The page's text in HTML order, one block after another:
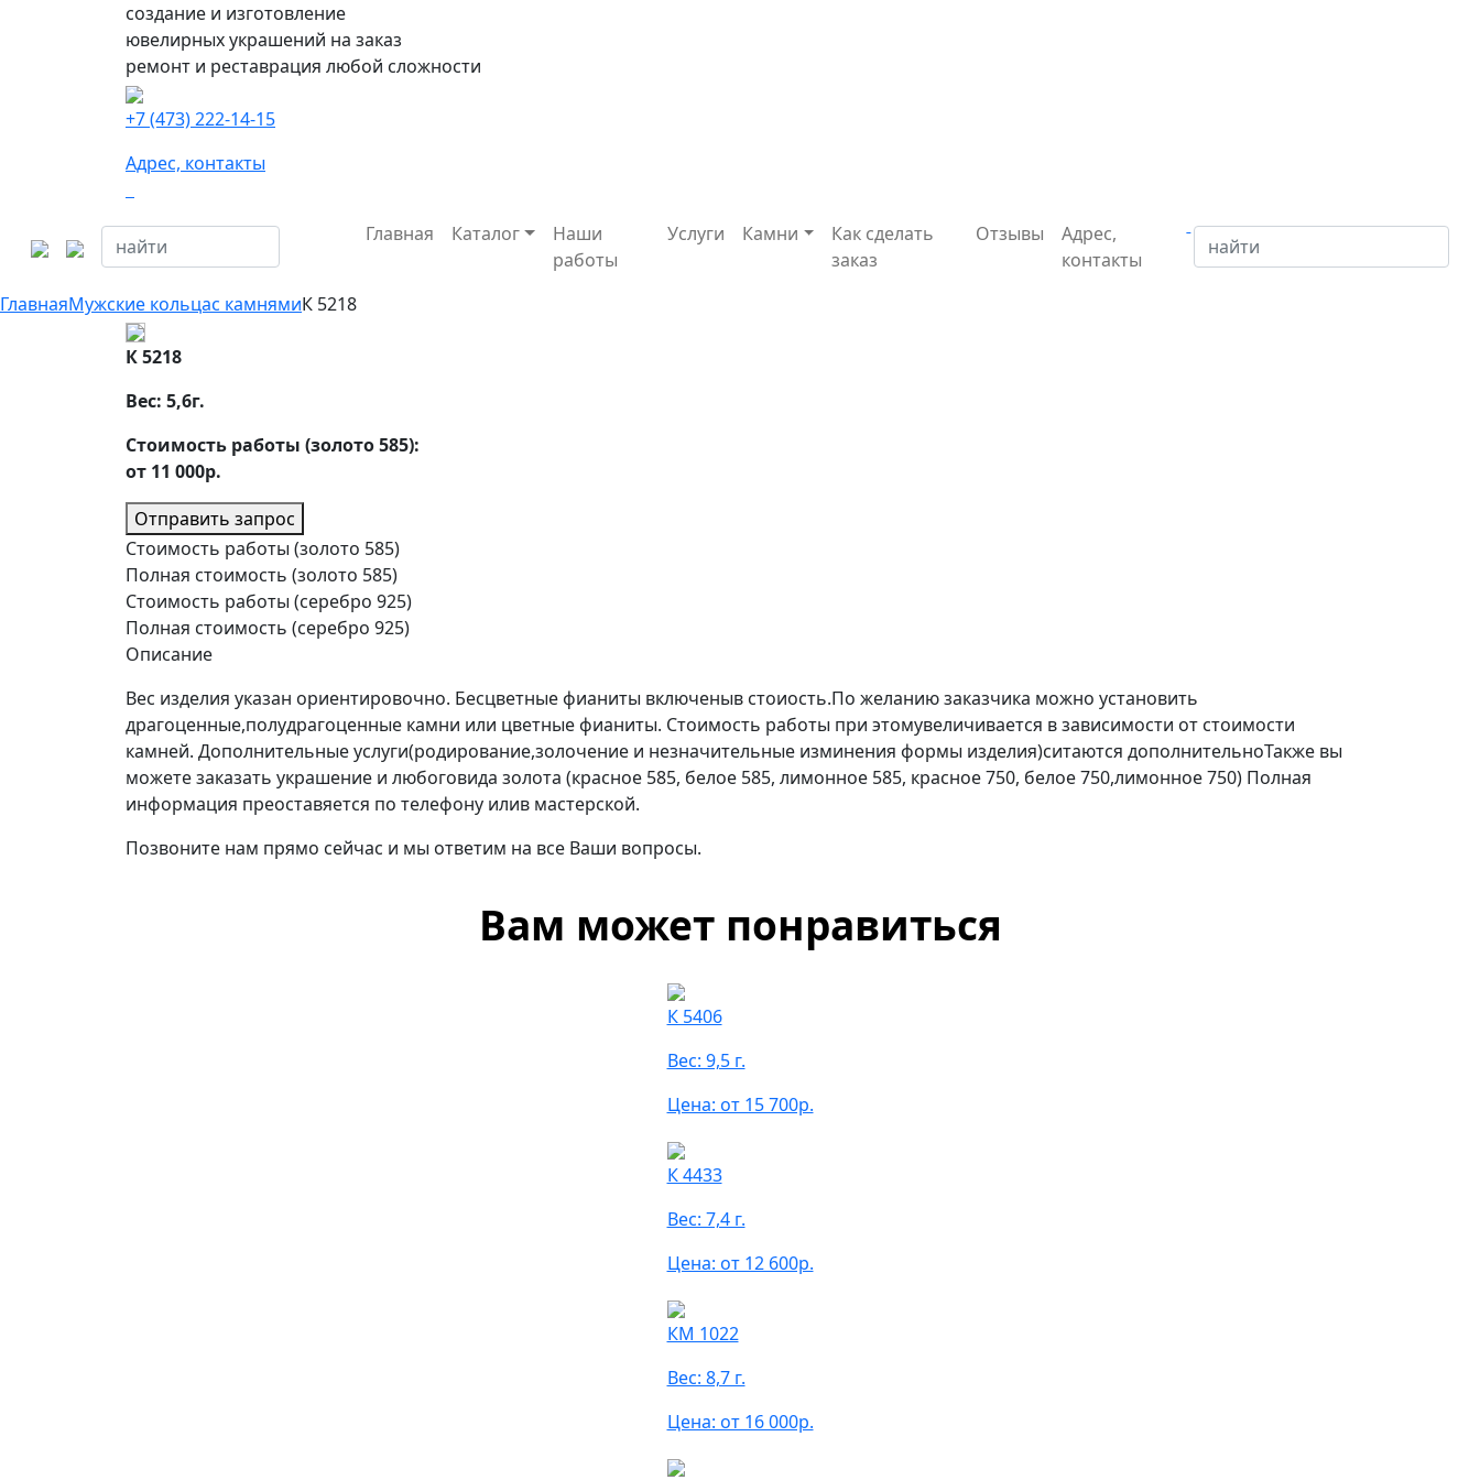
создание и изготовление
ювелирных украшений на заказ
ремонт и реставрация любой сложности
+7 (473) 222-14-15
Адрес, контакты
Главная Каталог
Наши
работы
Услуги Камни
Как сделать
заказ
Отзывы
Адрес,
контакты
ГлавнаяМужские кольцас камнямиК 5218
К 5218
Вес: 5,6г.
Стоимость работы (золото 585):
от 11 000р.
Отправить запрос
Стоимость работы (золото 585)
Полная стоимость (золото 585)
Стоимость работы (серебро 925)
Полная стоимость (серебро 925)
Описание
Вес изделия указан ориентировочно. Бесцветные фианиты включеныв стоиость.По желанию заказчика можно установить
драгоценные,полудрагоценные камни или цветные фианиты. Стоимость работы при этомувеличивается в зависимости от стоимости
камней. Дополнительные услуги(родирование,золочение и незначительные изминения формы изделия)ситаются дополнительноТакже вы
можете заказать украшение и любоговида золота (красное 585, белое 585, лимонное 585, красное 750, белое 750,лимонное 750) Полная
информация преоставяется по телефону илив мастерской.
Позвоните нам прямо сейчас и мы ответим на все Ваши вопросы.
Вам может понравиться
К 5406
Вес: 9,5 г.
Цена: от 15 700р.
К 4433
Вес: 7,4 г.
Цена: от 12 600р.
КМ 1022
Вес: 8,7 г.
Цена: от 16 000р.